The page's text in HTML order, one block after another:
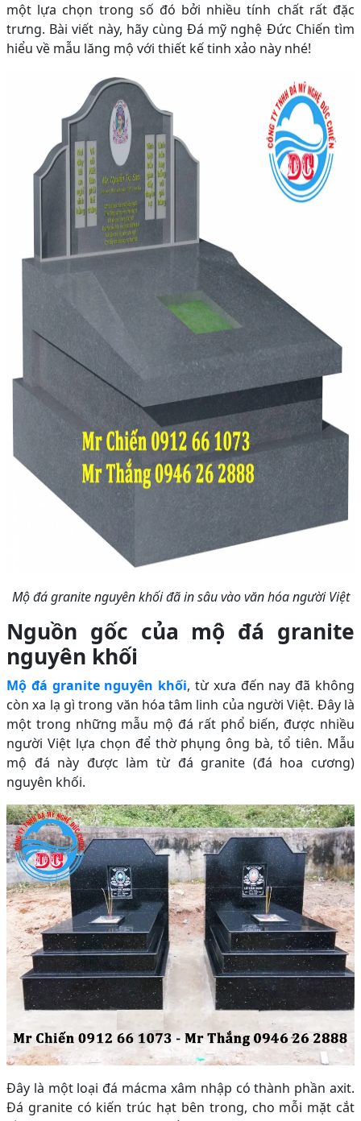
một lựa chọn trong số đó bởi nhiều tính chất rất đặc
trưng. Bài viết này, hãy cùng Đá mỹ nghệ Đức Chiến tìm
hiểu về mẫu lăng mộ với thiết kế tinh xảo này nhé!
Mộ đá granite nguyên khối đã in sâu vào văn hóa người Việt
Nguồn gốc của mộ đá granite
nguyên khối
Mộ đá granite nguyên khối, từ xưa đến nay đã không
còn xa lạ gì trong văn hóa tâm linh của người Việt. Đây là
một trong những mẫu mộ đá rất phổ biến, được nhiều
người Việt lựa chọn để thờ phụng ông bà, tổ tiên. Mẫu
mộ đá này được làm từ đá granite (đá hoa cương)
nguyên khối.
Đây là một loại đá mácma xâm nhập có thành phần axit.
Đá granite có kiến trúc hạt bên trong, cho mỗi mặt cắt